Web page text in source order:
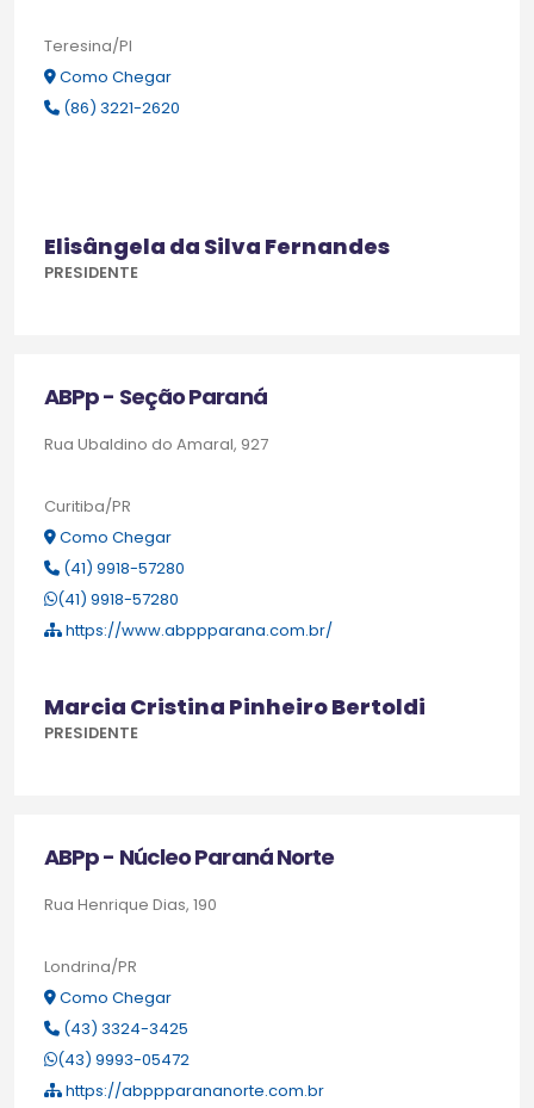
Teresina/PI
Como Chegar
(86) 3221-2620
Elisângela da Silva Fernandes
PRESIDENTE
ABPp - Seção Paraná
Rua Ubaldino do Amaral, 927
Curitiba/PR
Como Chegar
(41) 9918-57280
(41) 9918-57280
https://www.abppparana.com.br/
Marcia Cristina Pinheiro Bertoldi
PRESIDENTE
ABPp - Núcleo Paraná Norte
Rua Henrique Dias, 190
Londrina/PR
Como Chegar
(43) 3324-3425
(43) 9993-05472
https://abppparananorte.com.br